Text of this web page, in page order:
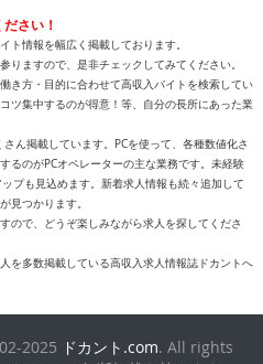
さい！
ト情報を幅広く掲載しております。
ますので、是非チェックしてみてください。
き方・目的に合わせて高収入バイトを検索してい
ツ集中するのが得意！等、自分の長所にあった業
ん掲載しています。PCを使って、各種数値化さ
るのがPCオペレーターの主な業務です。未経験
プも見込めます。新着求人情報も続々追加して
見つかります。
ので、どうぞ楽しみながら求人を探してくださ
を多数掲載している高収入求人情報誌ドカントへ
2025 ドカント.com. All rights